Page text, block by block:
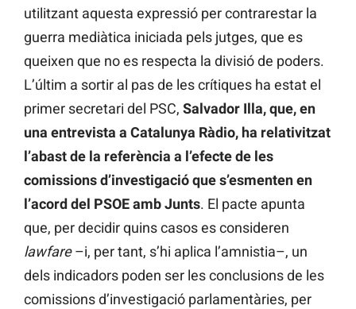
utilitzant aquesta expressió per contrarestar la
guerra mediàtica iniciada pels jutges, que es
queixen que no es respecta la divisió de poders.
L’últim a sortir al pas de les crítiques ha estat el
primer secretari del PSC, Salvador Illa, que, en
una entrevista a Catalunya Ràdio, ha relativitzat
l’abast de la referència a l’efecte de les
comissions d’investigació que s’esmenten en
l’acord del PSOE amb Junts. El pacte apunta
que, per decidir quins casos es consideren
lawfare–i, per tant, s’hi aplica l’amnistia–, un
dels indicadors poden ser les conclusions de les
comissions d’investigació parlamentàries, per